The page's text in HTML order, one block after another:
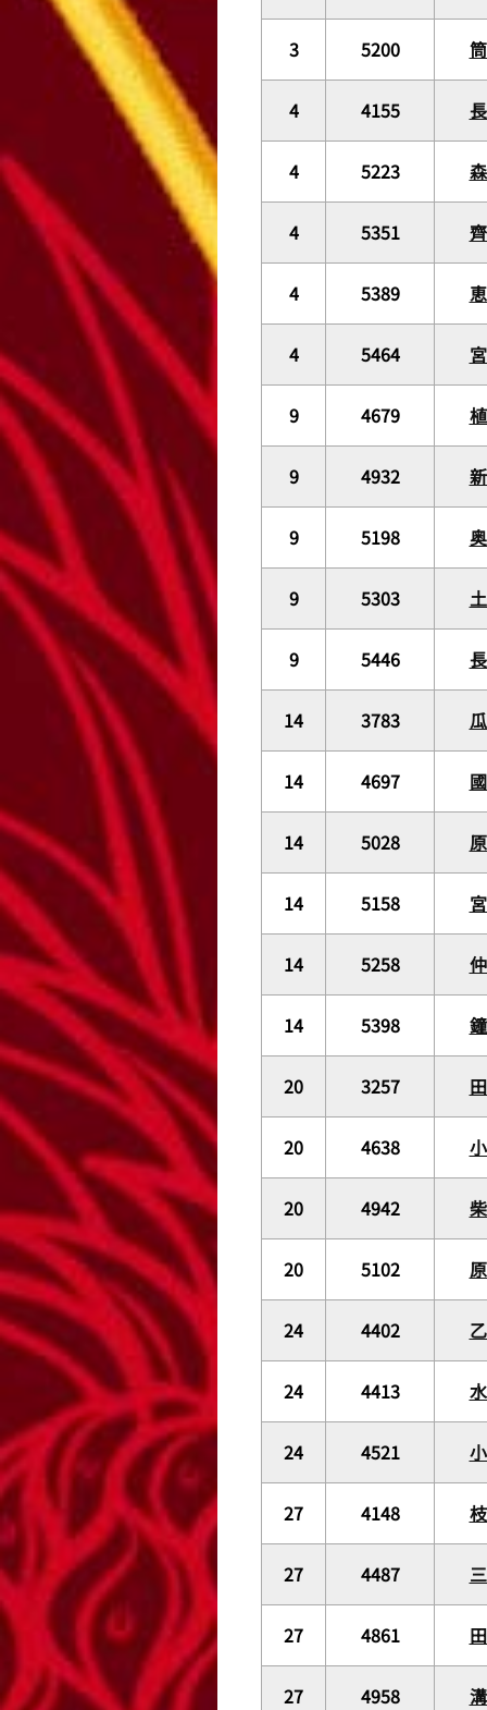
3 5200
4 4155
4 5223
4 5351
4 5389
4 5464
9 4679
9 4932
9 5198
9 5303
9 5446
14 3783
14 4697
14 5028
14 5158
14 5258
14 5398
20 3257
20 4638
20 4942
20 5102
24 4402
24 4413
24 4521
27 4148
27 4487
27 4861
27 4958